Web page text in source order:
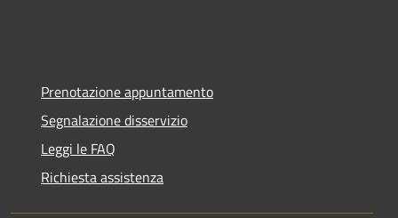
Prenotazione appuntamento
Segnalazione disservizio
Leggi le FAQ
Richiesta assistenza